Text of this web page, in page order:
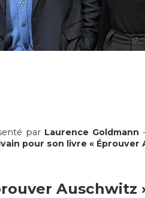
par Laurence Goldmann
pour son livre «
Auschwitz